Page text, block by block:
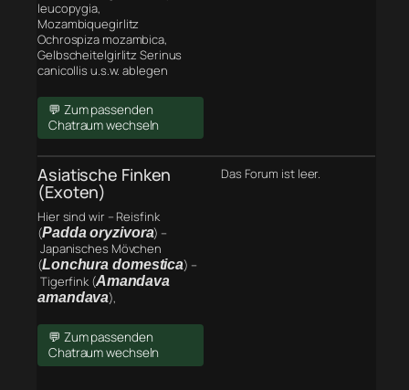
leucopygia,
Mozambiquegirlitz
Ochrospiza mozambica,
Gelbscheitelgirlitz Serinus
canicollis u.s.w. ablegen
💬 Zum passenden
Chatraum wechseln
Asiatische Finken
(Exoten)
Hier sind wir – Reisfink
(Padda oryzivora) –
Japanisches Mövchen
(Lonchura domestica) –
Tigerfink (Amandava
amandava),
💬 Zum passenden
Chatraum wechseln
Das Forum ist leer.